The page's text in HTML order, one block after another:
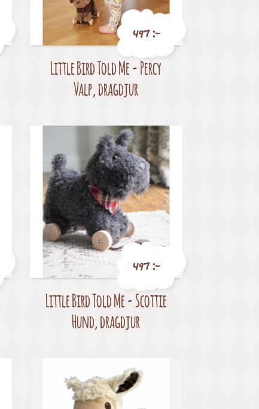
Pris
497 :-
Little Bird Told Me - Percy
Valp, dragdjur
Pris
497 :-
Little Bird Told Me - Scottie
Hund, dragdjur